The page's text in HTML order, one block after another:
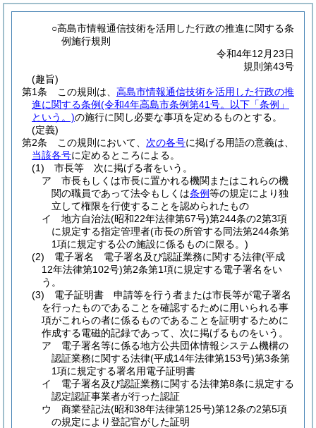
○高島市情報通信技術を活用した行政の推進に関する条
例施行規則
令和4年12月23日
規則第43号
(趣旨)
第1条
この規則は、 高島市情報通信技術を活用した行政の推
進に関する条例(令和4年高島市条例第41号。以下「条例」
という。)の施行に関し必要な事項を定めるものとする。
(定義)
第2条
この規則において、 次の各号に掲げる用語の意義は、
当該各号に定めるところによる。
(1)
市長等 次に掲げる者をいう。
ア
市長もしくは市長に置かれる機関またはこれらの機
関の職員であって法令もしくは条例等の規定により独
立して権限を行使することを認められたもの
イ
地方自治法(昭和22年法律第67号)第244条の2第3項
に規定する指定管理者(市長の所管する同法第244条第
1項に規定する公の施設に係るものに限る。)
(2)
電子署名 電子署名及び認証業務に関する法律(平成
12年法律第102号)第2条第1項に規定する電子署名をい
う。
(3)
電子証明書 申請等を行う者または市長等が電子署名
を行ったものであることを確認するために用いられる事
項がこれらの者に係るものであることを証明するために
作成する電磁的記録であって、次に掲げるものをいう。
ア
電子署名等に係る地方公共団体情報システム機構の
認証業務に関する法律(平成14年法律第153号)第3条第
1項に規定する署名用電子証明書
イ
電子署名及び認証業務に関する法律第8条に規定する
認定認証事業者が行った認証
ウ
商業登記法(昭和38年法律第125号)第12条の2第5項
の規定により登記官がした証明